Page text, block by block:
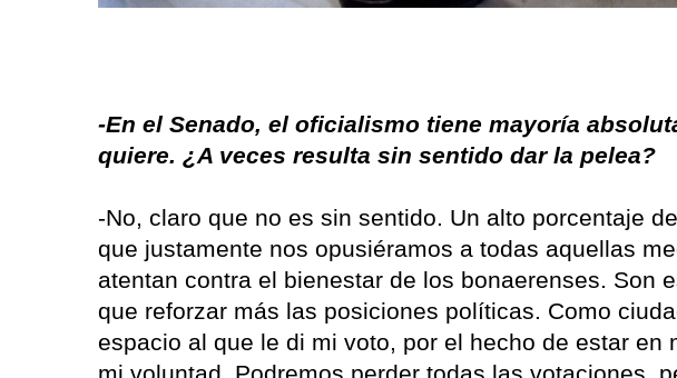
-En el Senado, el oficialismo tiene mayoría
quiere. ¿A veces resulta sin sentido dar la pelea?
-No, claro que no es sin sentido. Un alto porcentaje
que justamente nos opusiéramos a todas aquellas
atentan contra el bienestar de los bonaerenses. Son
que reforzar más las posiciones políticas. Como
espacio al que le di mi voto, por el hecho de estar en